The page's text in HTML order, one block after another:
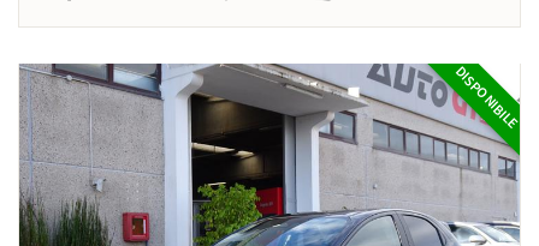
DISPONIBILE